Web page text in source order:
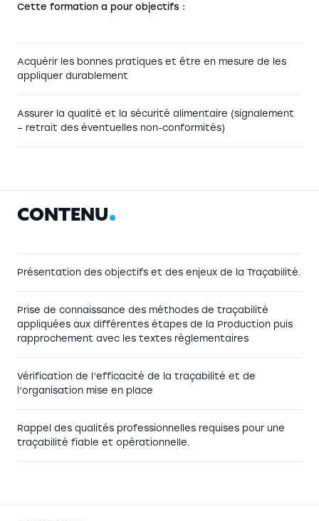
Cette formation a pour objectifs :
Acquérir les bonnes pratiques et être en mesure de les
appliquer durablement
Assurer la qualité et la sécurité alimentaire (signalement
– retrait des éventuelles non-conformités)
CONTENU
Présentation des objectifs et des enjeux de la Traçabilité.
Prise de connaissance des méthodes de traçabilité
appliquées aux différentes étapes de la Production puis
rapprochement avec les textes règlementaires
Vérification de l’efficacité de la traçabilité et de
l’organisation mise en place
Rappel des qualités professionnelles requises pour une
traçabilité fiable et opérationnelle.